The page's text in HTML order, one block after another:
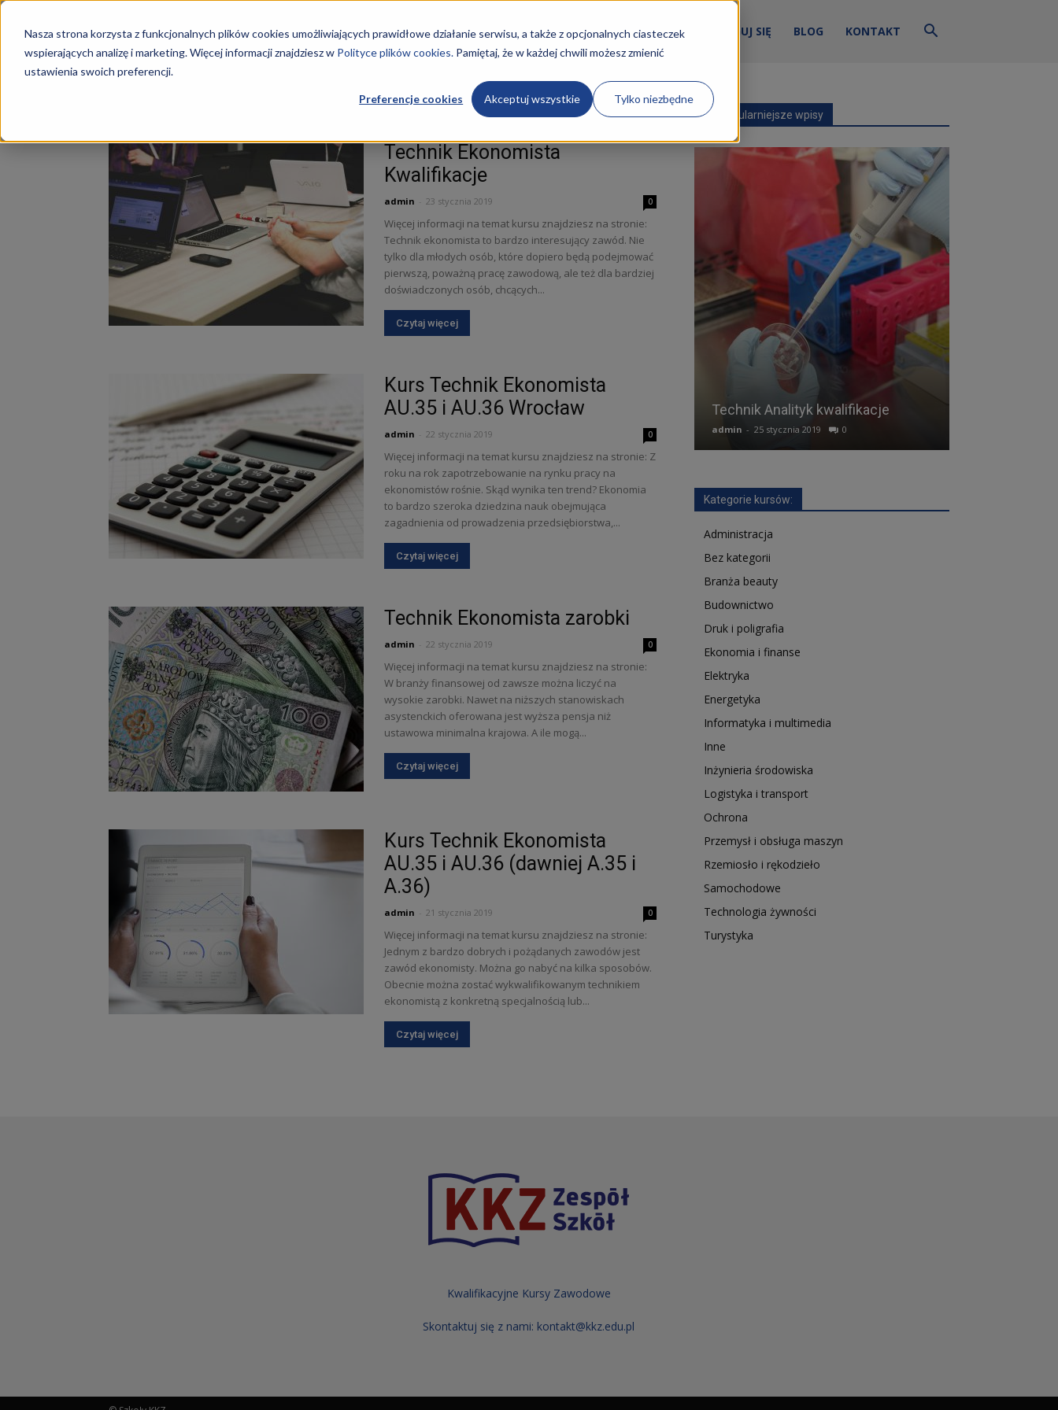
Nasza strona korzysta z funkcjonalnych plików cookies umożliwiających prawidłowe działanie serwisu, a także z opcjonalnych ciasteczek
wspierających analizę i marketing. Więcej informacji znajdziesz w Polityce plików cookies.Pamiętaj, że w każdej chwili możesz zmienić
ustawienia swoich preferencji.
Preferencje cookies Akceptuj wszystkie Tylko niezbędne
Szkoły
Aktualności
STRONA GŁÓWNA KURSY O NAS REKRUTACJA ZALOGUJ SIĘ BLOG KONTAKT
Technik Ekonomista
Kwalifikacje
admin 23 stycznia 2019 0
Więcej informacji na temat kursu znajdziesz na stronie:
Technik ekonomista to bardzo interesujący zawód. Nie
tylko dla młodych osób, które dopiero będą podejmować
pierwszą, poważną pracę zawodową, ale też dla bardziej
doświadczonych osób, chcących...
Czytaj więcej
Kurs Technik Ekonomista
AU.35 i AU.36 Wrocław
admin 22 stycznia 2019 0
Więcej informacji na temat kursu znajdziesz na stronie: Z
roku na rok zapotrzebowanie na rynku pracy na
ekonomistów rośnie. Skąd wynika ten trend? Ekonomia
to bardzo szeroka dziedzina nauk obejmująca
zagadnienia od prowadzenia przedsiębiorstwa,...
Czytaj więcej
Technik Ekonomista zarobki
admin 22 stycznia 2019 0
Więcej informacji na temat kursu znajdziesz na stronie:
W branży finansowej od zawsze można liczyć na
wysokie zarobki. Nawet na niższych stanowiskach
asystenckich oferowana jest wyższa pensja niż
ustawowa minimalna krajowa. A ile mogą...
Czytaj więcej
Kurs Technik Ekonomista
AU.35 i AU.36 (dawniej A.35 i
A.36)
admin 21 stycznia 2019 0
Więcej informacji na temat kursu znajdziesz na stronie:
Jednym z bardzo dobrych i pożądanych zawodów jest
zawód ekonomisty. Można go nabyć na kilka sposobów.
Obecnie można zostać wykwalifikowanym technikiem
ekonomistą z konkretną specjalnością lub...
Czytaj więcej
Najpopularniejsze wpisy
Technik Analityk kwalifikacje
admin - 25 stycznia 2019 0
Kategorie kursów:
Administracja
Bez kategorii
Branża beauty
Budownictwo
Druk i poligrafia
Ekonomia i finanse
Elektryka
Energetyka
Informatyka i multimedia
Inne
Inżynieria środowiska
Logistyka i transport
Ochrona
Przemysł i obsługa maszyn
Rzemiosło i rękodzieło
Samochodowe
Technologia żywności
Turystyka
Kwalifikacyjne Kursy Zawodowe
Skontaktuj się z nami: kontakt@kkz.edu.pl